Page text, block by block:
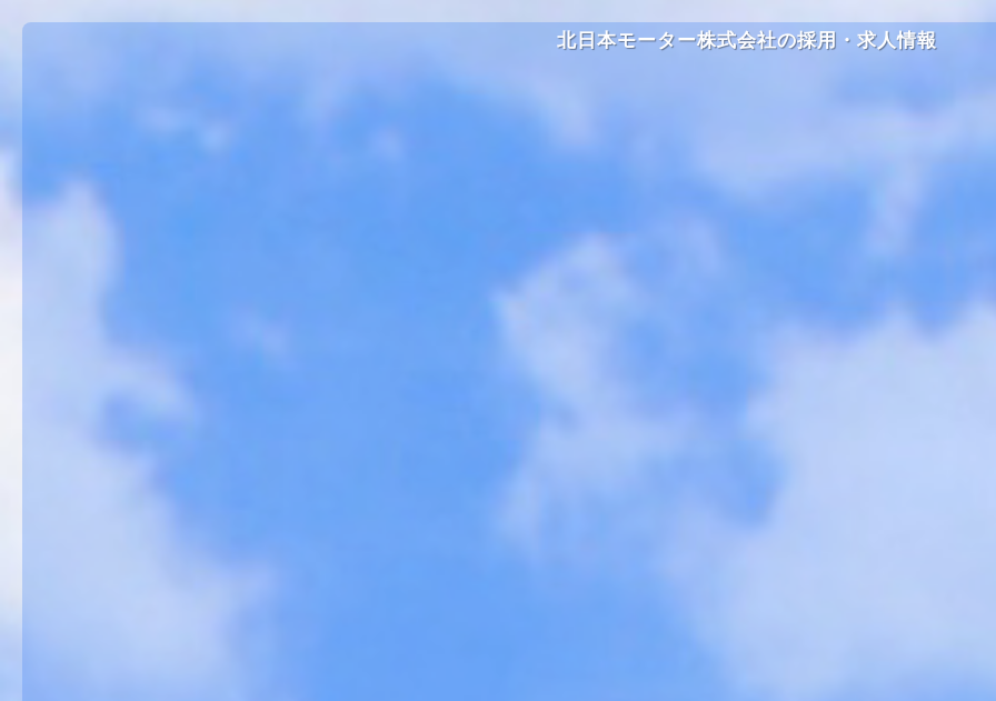
北日本モーター株式会社の採用・求人情報